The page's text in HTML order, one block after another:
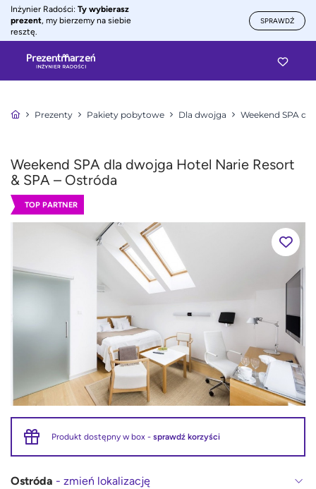
Inżynier Radości: Ty wybierasz
prezent, my bierzemy na siebie
resztę.
SPRAWDŹ
Prezenty Pakiety pobytowe Dla dwojga Weekend SPA
Weekend SPA dla dwojga Hotel Narie Resort
& SPA – Ostróda
TOP PARTNER
Produkt dostępny w box - sprawdź korzyści
Ostróda - zmień lokalizację